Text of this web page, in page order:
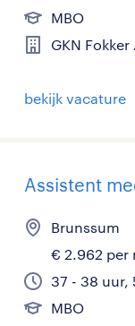
MBO
GKN Fokker
bekijk vacature
Assistent
Brunssum
€ 2.962 per
37 - 38 uur,
MBO